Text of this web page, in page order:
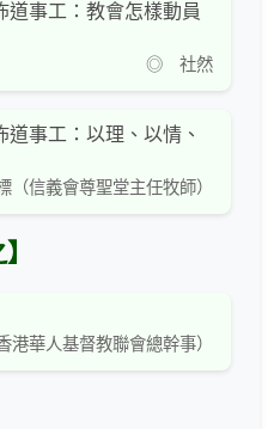
道事工：教會怎樣動員
◎ 社然
事工：以理、以情、
信義會尊聖堂主任牧師）
華人基督教聯會總幹事）